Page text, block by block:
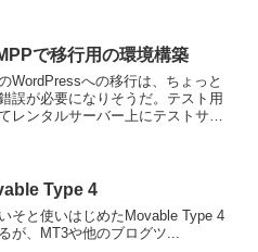
で移行用の環境構築
WordPressへの移行は、ちょっと
誤が必要になりそうだ。テスト用
レンタルサーバー上にテストサイ
いうパ...Type 4
そと使いはじめたMovable Type 4
が、MT3や他のブログツ...